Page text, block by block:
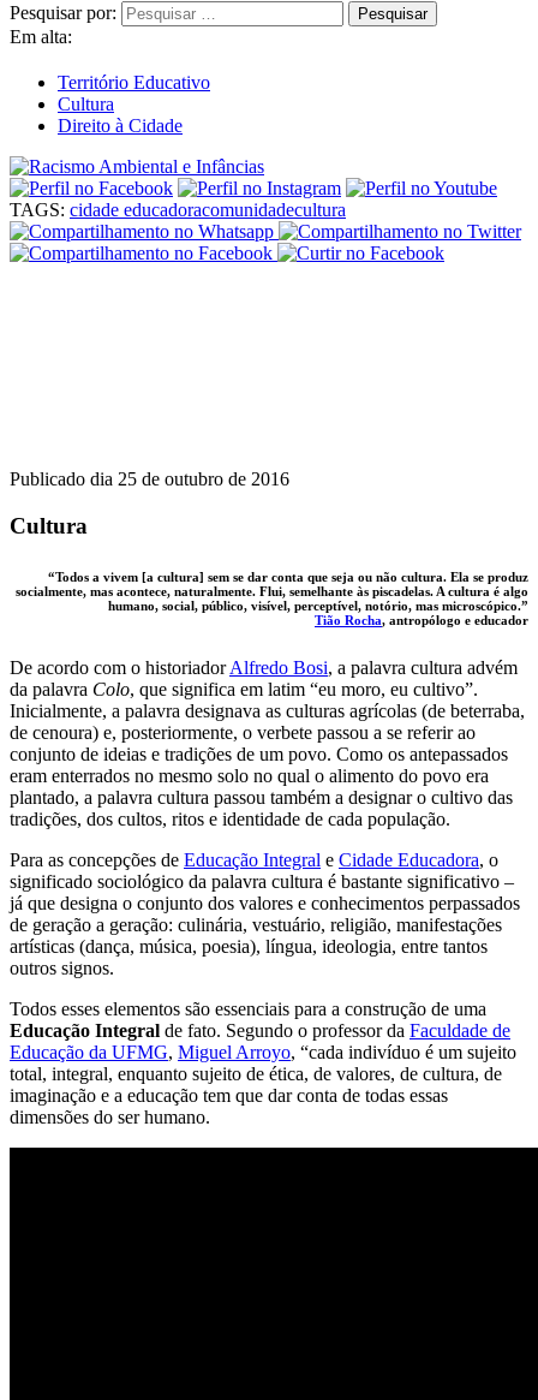
Pesquisar por:
Em alta:
Território Educativo
Cultura
Direito à Cidade
TAGS: cidade educadoracomunidadecultura
Publicado dia 25 de outubro de 2016
Cultura
“Todos a vivem [a cultura] sem se dar conta que seja ou não cultura. Ela se produz
socialmente, mas acontece, naturalmente. Flui, semelhante às piscadelas. A cultura é algo
humano, social, público, visível, perceptível, notório, mas microscópico.”
Tião Rocha, antropólogo e educador
De acordo com o historiadorAlfredo Bosi, a palavra cultura advém
da palavra Colo, que significa em latim “eu moro, eu cultivo”.
Inicialmente, a palavra designava as culturas agrícolas (de beterraba,
de cenoura) e, posteriormente, o verbete passou a se referir ao
conjunto de ideias e tradições de um povo. Como os antepassados
eram enterrados no mesmo solo no qual o alimento do povo era
plantado, a palavra cultura passou também a designar o cultivo das
tradições, dos cultos, ritos e identidade de cada população.
Para as concepções de Educação Integral e Cidade Educadora, o
significado sociológico da palavra cultura é bastante significativo –
já que designa o conjunto dos valores e conhecimentos perpassados
de geração a geração: culinária, vestuário, religião, manifestações
artísticas (dança, música, poesia), língua, ideologia, entre tantos
outros signos.
Todos esses elementos são essenciais para a construção de uma
Educação Integral de fato. Segundo o professor da Faculdade de
Educação da UFMG, Miguel Arroyo, “cada indivíduo é um sujeito
total, integral, enquanto sujeito de ética, de valores, de cultura, de
imaginação e a educação tem que dar conta de todas essas
dimensões do ser humano.